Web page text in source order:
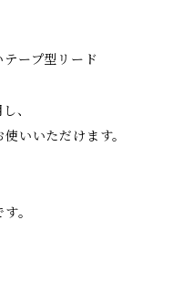
ープ型リード
、
いいただけます。
。